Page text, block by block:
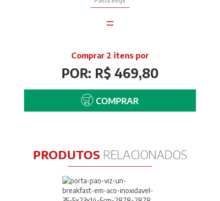
=
Comprar 2 itens por
POR: R$ 469,80
COMPRAR
PRODUTOS RELACIONADOS